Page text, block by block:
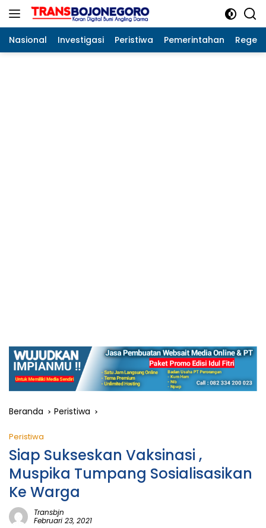
Langsung
Nasional Investigasi Peristiwa Pemerintahan
Beranda Peristiwa
Peristiwa
Siap Sukseskan Vaksinasi ,
Muspika Tumpang Sosialisasikan
Ke Warga
Transbjn
Februari 23, 2021